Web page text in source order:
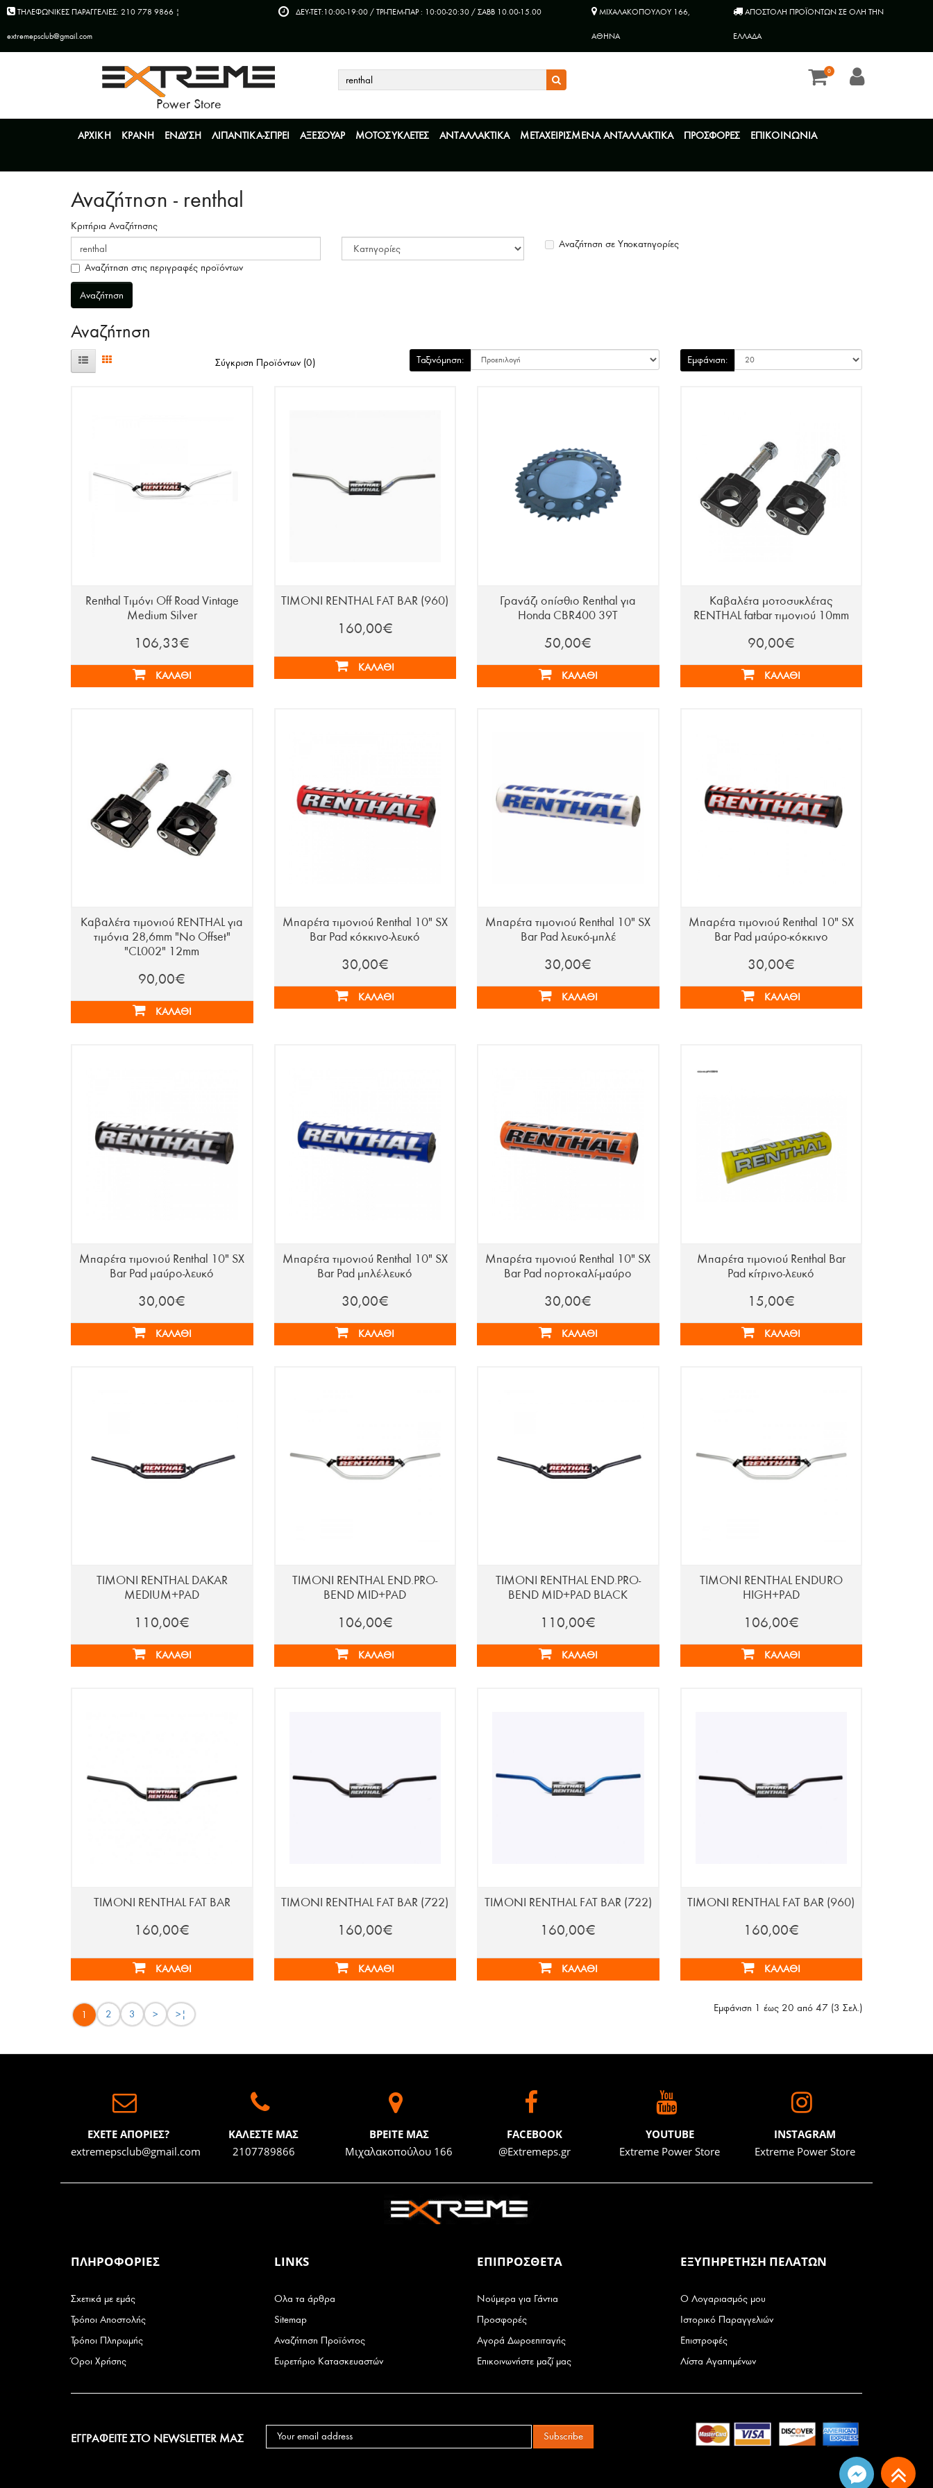
ΤΗΛΕΦΩΝΙΚΕΣ ΠΑΡΑΓΓΕΛΙΕΣ: 210 778 9866 |
extremepsclub@gmail.com
ΔEY-ΤET:10:00-19:00 / ΤΡΙ-ΠΕΜ-ΠΑΡ : 10:00-20:30 / ΣΑΒΒ 10.00-15.00 ΜΙΧΑΛΑΚΟΠΟΥΛΟΥ 166,
ΑΘΗΝΑ
AΠΟΣΤΟΛΗ ΠΡΟΪΟΝΤΩΝ ΣΕ ΟΛΗ ΤΗΝ
ΕΛΛΑΔΑ
Power Store
0
ΑΡΧΙΚΗ ΚΡΑΝΗ ΕΝΔΥΣΗ ΛΙΠΑΝΤΙΚΑ-ΣΠΡΕΙ ΑΞΕΣΟΥΑΡ ΜΟΤΟΣΥΚΛΕΤΕΣ ΑΝΤΑΛΛΑΚΤΙΚΑ ΜΕΤΑΧΕΙΡΙΣΜΕΝΑ ΑΝΤΑΛΛΑΚΤΙΚΑ ΠΡΟΣΦΟΡΕΣ ΕΠΙΚΟΙΝΩΝΙΑ
Αναζήτηση - renthal
Κριτήρια Αναζήτησης
Αναζήτηση σε Υποκατηγορίες
Αναζήτηση στις περιγραφές προϊόντων
Αναζήτηση
Σύγκριση Προϊόντων (0) Ταξινόμηση: Εμφάνιση:
Renthal Τιμόνι Off Road Vintage
Medium Silver
106,33€
ΚΑΛΆΘΙ
TIMONI RENTHAL FAT BAR (960)
160,00€
ΚΑΛΆΘΙ
Γρανάζι οπίσθιο Renthal για
Honda CBR400 39T
50,00€
ΚΑΛΆΘΙ
Καβαλέτα μοτοσυκλέτας
RENTHAL fatbar τιμονιού 10mm
90,00€
ΚΑΛΆΘΙ
Καβαλέτα τιμονιού RENTHAL για
τιμόνια 28,6mm "No Offset"
"CL002" 12mm
90,00€
ΚΑΛΆΘΙ
Μπαρέτα τιμονιού Renthal 10" SX
Bar Pad κόκκινο-λευκό
30,00€
ΚΑΛΆΘΙ
Μπαρέτα τιμονιού Renthal 10" SX
Bar Pad λευκό-μπλέ
30,00€
ΚΑΛΆΘΙ
Μπαρέτα τιμονιού Renthal 10" SX
Bar Pad μαύρο-κόκκινο
30,00€
ΚΑΛΆΘΙ
Μπαρέτα τιμονιού Renthal 10" SX
Bar Pad μαύρο-λευκό
30,00€
ΚΑΛΆΘΙ
Μπαρέτα τιμονιού Renthal 10" SX
Bar Pad μπλέ-λευκό
30,00€
ΚΑΛΆΘΙ
Μπαρέτα τιμονιού Renthal 10" SX
Bar Pad πορτοκαλί-μαύρο
30,00€
ΚΑΛΆΘΙ
Μπαρέτα τιμονιού Renthal Bar
Pad κίτρινο-λευκό
15,00€
ΚΑΛΆΘΙ
ΤΙΜΟΝΙ RENTHAL DAKAR
MEDIUM+PAD
110,00€
ΚΑΛΆΘΙ
ΤΙΜΟΝΙ RENTHAL END.PRO-
BEND MID+PAD
106,00€
ΚΑΛΆΘΙ
ΤΙΜΟΝΙ RENTHAL END.PRO-
BEND MID+PAD BLACK
110,00€
ΚΑΛΆΘΙ
ΤΙΜΟΝΙ RENTHAL ENDURO
HIGH+PAD
106,00€
ΚΑΛΆΘΙ
ΤΙΜΟΝΙ RENTHAL FAT BAR
160,00€
ΚΑΛΆΘΙ
ΤΙΜΟΝΙ RENTHAL FAT BAR (722)
160,00€
ΚΑΛΆΘΙ
ΤΙΜΟΝΙ RENTHAL FAT BAR (722)
160,00€
ΚΑΛΆΘΙ
ΤΙΜΟΝΙ RENTHAL FAT BAR (960)
160,00€
ΚΑΛΆΘΙ
1 2 3 > >|
Εμφάνιση 1 έως 20 από 47 (3 Σελ.)
ΕΧΕΤΕ ΑΠΟΡΙΕΣ?
extremepsclub@gmail.com
ΚΑΛΕΣΤΕ ΜΑΣ
2107789866
BΡΕΙΤΕ ΜΑΣ
Μιχαλακοπούλου 166
FACEBOOK
@Extremeps.gr
YOUTUBE
Extreme Power Store
INSTAGRAM
Extreme Power Store
ΠΛΗΡΟΦΟΡΙΕΣ
Σχετικά με εμάς
Τρόποι Αποστολής
Τρόποι Πληρωμής
Όροι Χρήσης
LINKS
Ολα τα άρθρα
Sitemap
Αναζήτηση Προϊόντος
Ευρετήριο Κατασκευαστών
ΕΠΙΠΡΟΣΘΕΤΑ
Νούμερα για Γάντια
Προσφορές
Αγορά Δωροεπιταγής
Επικοινωνήστε μαζί μας
ΕΞΥΠΗΡΕΤΗΣΗ ΠΕΛΑΤΩΝ
Ο Λογαριασμός μου
Ιστορικό Παραγγελιών
Επιστροφές
Λίστα Αγαπημένων
ΕΓΓΡΑΦΕΙΤΕ ΣΤΟ NEWSLETTER ΜΑΣ Subscribe